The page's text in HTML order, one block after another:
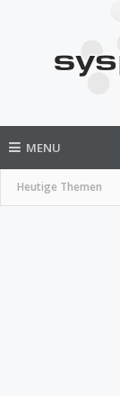
MENU
Heutige Themen